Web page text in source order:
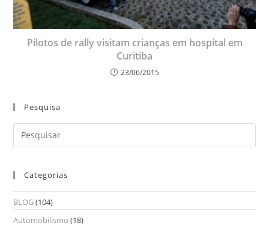
Pilotos de rally visitam crianças em hospital em
Curitiba
23/06/2015
Pesquisa
Categorias
BLOG(104)
Automobilismo (18)